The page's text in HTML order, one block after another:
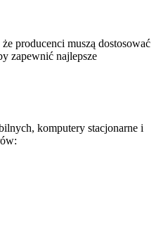
producenci muszą dostosować
zapewnić najlepsze
komputery stacjonarne i